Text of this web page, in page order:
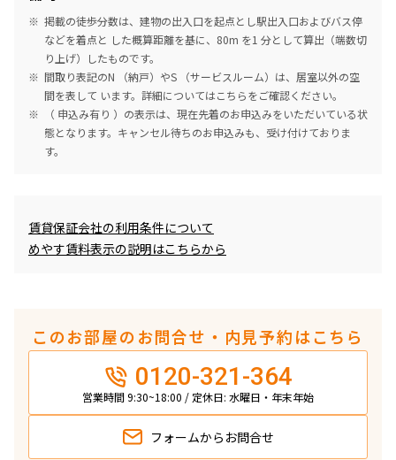
掲載の徒歩分数は、建物の出入口を起点とし駅出入口およびバス停
などを着点と した概算距離を基に、80m を1 分として算出（端数切
り上げ）したものです。
間取り表記のN （納戸）やS （サービスルーム）は、居室以外の空
間を表して います。詳細についてはこちらをご確認ください。
（ 申込み有り ）の表示は、現在先着のお申込みをいただいている状
態となります。キャンセル待ちのお申込みも、受け付けておりま
す。
賃貸保証会社の利用条件について
めやす賃料表示の説明はこちらから
このお部屋のお問合せ・内見予約はこちら
0120-321-364
営業時間 9:30~18:00 / 定休日: 水曜日・年末年始
フォームから お問合せ